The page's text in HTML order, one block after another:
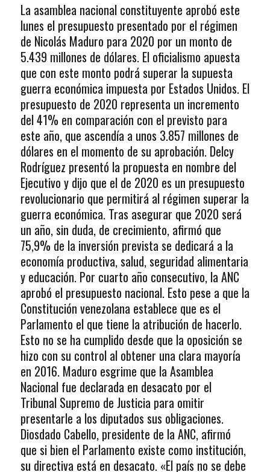
La asamblea nacional constituyente aprobó este
lunes el presupuesto presentado por el régimen
de Nicolás Maduro para 2020 por un monto de
5.439 millones de dólares. El oficialismo apuesta
que con este monto podrá superar la supuesta
guerra económica impuesta por Estados Unidos. El
presupuesto de 2020 representa un incremento
del 41% en comparación con el previsto para
este año, que ascendía a unos 3.857 millones de
dólares en el momento de su aprobación. Delcy
Rodríguez presentó la propuesta en nombre del
Ejecutivo y dijo que el de 2020 es un presupuesto
revolucionario que permitirá al régimen superar la
guerra económica. Tras asegurar que 2020 será
un año, sin duda, de crecimiento, afirmó que
75,9% de la inversión prevista se dedicará a la
economía productiva, salud, seguridad alimentaria
y educación. Por cuarto año consecutivo, la ANC
aprobó el presupuesto nacional. Esto pese a que la
Constitución venezolana establece que es el
Parlamento el que tiene la atribución de hacerlo.
Esto no se ha cumplido desde que la oposición se
hizo con su control al obtener una clara mayoría
en 2016. Maduro esgrime que la Asamblea
Nacional fue declarada en desacato por el
Tribunal Supremo de Justicia para omitir
presentarle a los diputados sus obligaciones.
Diosdado Cabello, presidente de la ANC, afirmó
que si bien el Parlamento existe como institución,
su directiva está en desacato. «El país no se debe